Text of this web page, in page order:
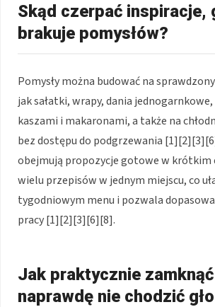
Skąd czerpać inspiracje,
brakuje pomysłów?
Pomysły można budować na
jak sałatki, wrapy, dania jednogarnkowe,
kaszami i makaronami, a także na
bez dostępu do podgrzewania
obejmują propozycje gotowe w krótkim
wielu przepisów w jednym miejscu, co
tygodniowym menu i pozwala
pracy [1][2][3][6][8].
Jak praktycznie
naprawdę nie chodzić